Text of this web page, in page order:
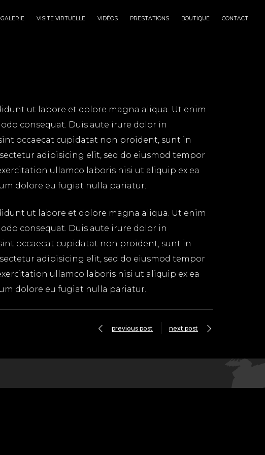
GALERIE VISITE VIRTUELLE VIDÉOS PRESTATIONS BOUTIQUE CONTACT
ut labore et dolore magna aliqua. Ut enim
consequat. Duis aute irure dolor in
occaecat cupidatat non proident, sunt in
adipisicing elit, sed do eiusmod tempor
ullamco laboris nisi ut aliquip ex ea
dolore eu fugiat nulla pariatur.
ut labore et dolore magna aliqua. Ut enim
consequat. Duis aute irure dolor in
occaecat cupidatat non proident, sunt in
adipisicing elit, sed do eiusmod tempor
ullamco laboris nisi ut aliquip ex ea
dolore eu fugiat nulla pariatur.
previous post next post